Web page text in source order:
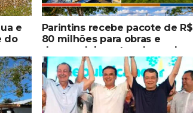
e
do
Parintins recebe pacote de R$
80 milhões para obras e
desenvolvimento urbano dos
senadores Omar Aziz e
Eduardo Braga